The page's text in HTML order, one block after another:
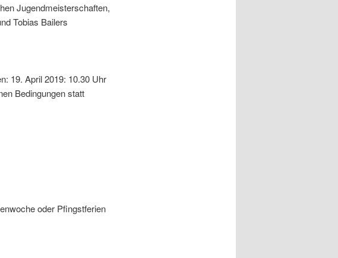
Jugendmeisterschaften,
Tobias Bailers
19. April 2019: 10.30 Uhr
Bedingungen statt
oder Pfingstferien